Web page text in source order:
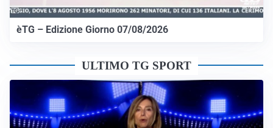
èTG – Edizione Giorno 07/08/2026
ULTIMO TG SPORT